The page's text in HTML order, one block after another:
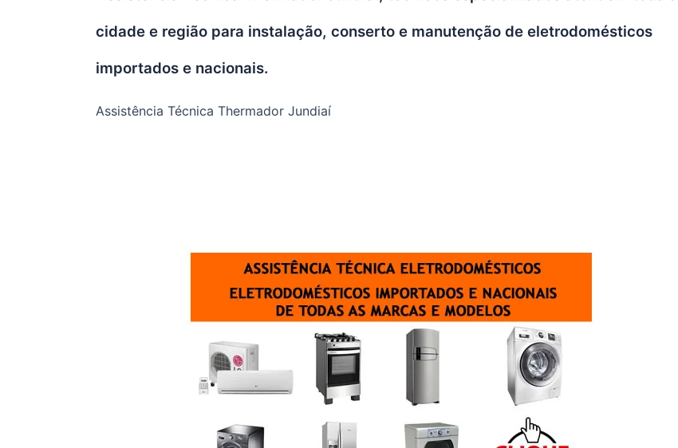
cidade e região para instalação, conserto e manutenção de eletrodomésticos
importados e nacionais.
Assistência Técnica Thermador Jundiaí